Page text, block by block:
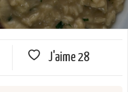
J'aime28